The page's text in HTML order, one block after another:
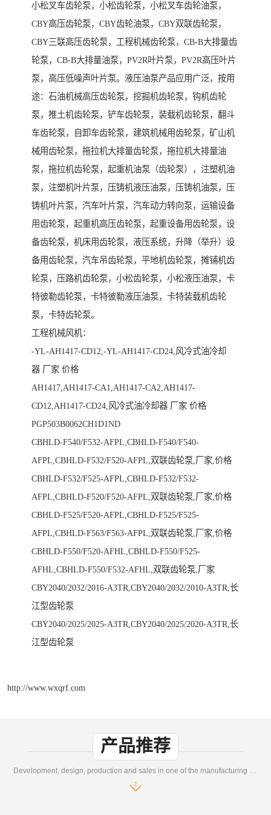
小松叉车齿轮泵，小松齿轮泵，小松叉车齿轮油泵，
CBY高压齿轮泵，CBY齿轮油泵，CBY双联齿轮泵，
CBY三联高压齿轮泵，工程机械齿轮泵，CB-B大排量齿
轮泵，CB-B大排量油泵，PV2R叶片泵，PV2R高压叶片
泵，高压低噪声叶片泵。液压油泵产品应用广泛，按用
途：石油机械高压齿轮泵，挖掘机齿轮泵，钩机齿轮
泵，推土机齿轮泵，铲车齿轮泵，装载机齿轮泵，翻斗
车齿轮泵，自卸车齿轮泵，建筑机械用齿轮泵，矿山机
械用齿轮泵，拖拉机大排量齿轮泵，拖拉机大排量油
泵，拖拉机齿轮泵，起重机油泵（齿轮泵），注塑机油
泵，注塑机叶片泵，压铸机液压油泵，压铸机油泵，压
铸机叶片泵，汽车叶片泵，汽车动力转向泵，运输设备
用齿轮泵，起重机高压齿轮泵，起重设备用齿轮泵，设
备齿轮泵，机床用齿轮泵，液压系统，升降（举升）设
备用齿轮泵，汽车吊齿轮泵，平地机齿轮泵，摊铺机齿
轮泵，压路机齿轮泵，小松齿轮泵，小松液压油泵，卡
特彼勒齿轮泵，卡特彼勒液压油泵，卡特装载机齿轮
泵，卡特齿轮泵。
工程机械风机：
-YL-AH1417-CD12,-YL-AH1417-CD24,风冷式油冷却
器 厂家 价格
AH1417,AH1417-CA1,AH1417-CA2,AH1417-
CD12,AH1417-CD24,风冷式油冷却器 厂家 价格
PGP503B0062CH1D1ND
CBHLD-F540/F532-AFPL,CBHLD-F540/F540-
AFPL,CBHLD-F532/F520-AFPL,双联齿轮泵,厂家,价格
CBHLD-F532/F525-AFPL,CBHLD-F532/F532-
AFPL,CBHLD-F520/F520-AFPL,双联齿轮泵,厂家,价格
CBHLD-F525/F520-AFPL,CBHLD-F525/F525-
AFPL,CBHLD-F563/F563-AFPL,双联齿轮泵,厂家,价格
CBHLD-F550/F520-AFHL,CBHLD-F550/F525-
AFHL,CBHLD-F550/F532-AFHL,双联齿轮泵,厂家
CBY2040/2032/2016-A3TR,CBY2040/2032/2010-A3TR,长
江型齿轮泵
CBY2040/2025/2025-A3TR,CBY2040/2025/2020-A3TR,长
江型齿轮泵
http://www.wxqrf.com
产品推荐